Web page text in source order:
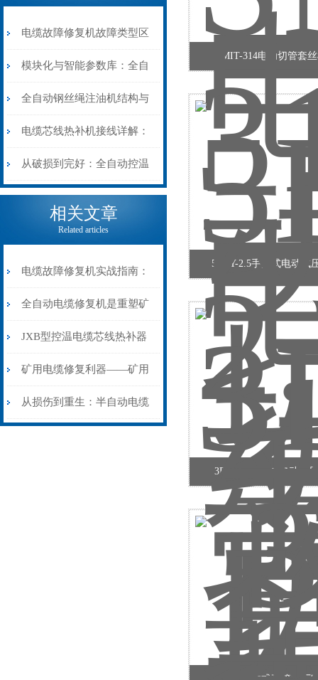
电缆故障修复机故障类型区
分指南：从“绝缘电
阻”到“波形特征”的精准诊
断逻辑
模块化与智能参数库：全自
动电缆修复机的快速换型逻
辑
全自动钢丝绳注油机结构与
工作原理：揭秘高效润滑的
机械密码
电缆芯线热补机接线详解：
从入门到精通
从破损到完好：全自动控温
电缆热补机的核心价值
相关文章
Related articles
电缆故障修复机实战指南：
从“盲测”到“精确定点”的三
步作业法
全自动电缆修复机是重塑矿
山电力动脉的“智能外科医
生”
JXB型控温电缆芯线热补器
安装与接线：精准修复的工
艺基石
矿用电缆修复利器——矿用
电缆热补机智能控温，安全
从损伤到重生：半自动电缆
SMIT-314电动切管套
5DSY-2.5手提式电动试
3DSY-3 手提式电动试